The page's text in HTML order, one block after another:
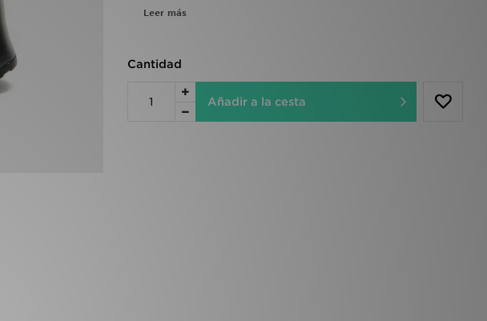
Leer más
Cantidad
Añadir a la cesta